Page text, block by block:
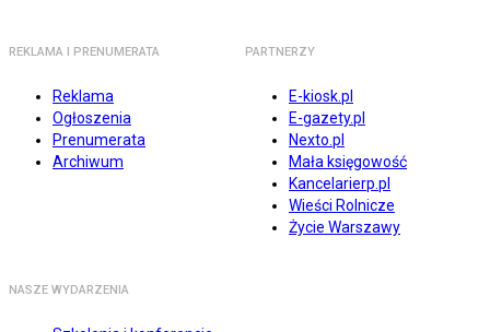
REKLAMA I PRENUMERATA
Reklama
Ogłoszenia
Prenumerata
Archiwum
PARTNERZY
E-kiosk.pl
E-gazety.pl
Nexto.pl
Mała księgowość
Kancelarierp.pl
Wieści Rolnicze
Życie Warszawy
NASZE WYDARZENIA